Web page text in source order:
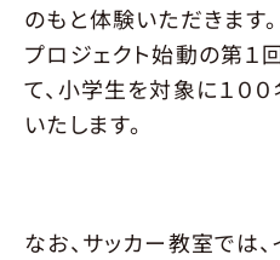
のもと体験いただきます。
プロジェクト始動の第１
て、小学生を対象に１０
いたします。
なお、サッカー教室では